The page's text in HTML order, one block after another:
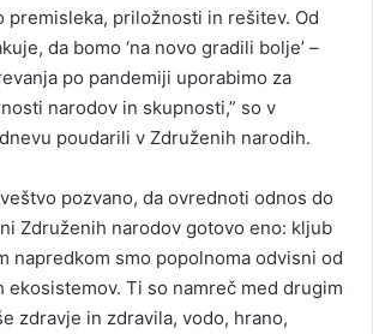
premisleka, priložnosti in rešitev. Od
da bomo ‘na novo gradili bolje’ –
po pandemiji uporabimo za
narodov in skupnosti,” so v
poudarili v Združenih narodih.
pozvano, da ovrednoti odnos do
Združenih narodov gotovo eno: kljub
napredkom smo popolnoma odvisni od
ekosistemov. Ti so namreč med drugim
zdravje in zdravila, vodo, hrano,